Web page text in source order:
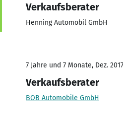
Verkaufsberater
Henning Automobil GmbH
7 Jahre und 7 Monate, Dez.
Verkaufsberater
BOB Automobile GmbH